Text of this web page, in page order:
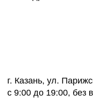
г. Казань, ул.
с 9:00 до 19:00, без